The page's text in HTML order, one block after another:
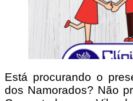
Está procurando o
dos Namorados? Não